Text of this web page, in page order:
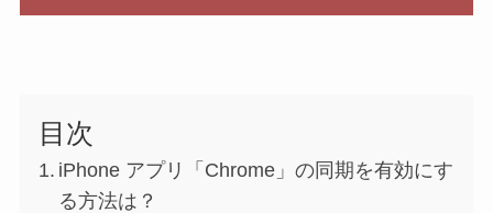
目次
iPhone アプリ「Chrome」の同期を有効にす
る方法は？